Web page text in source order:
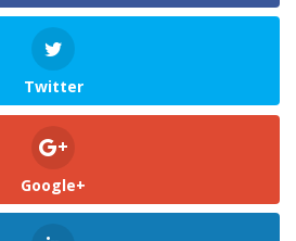
Twitter
Google+